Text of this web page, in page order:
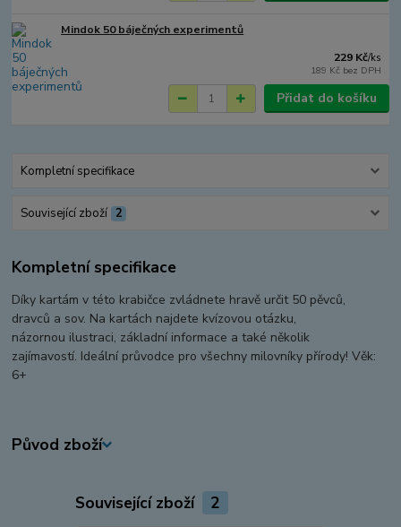
Mindok 50 báječných experimentů
229 Kč/ks
189 Kč bez DPH
Přidat do košíku
Kompletní specifikace
Související zboží 2
Kompletní specifikace
Díky kartám v této krabičce zvládnete hravě určit 50 pěvců,
dravců a sov. Na kartách najdete kvízovou otázku,
názornou ilustraci, základní informace a také několik
zajímavostí. Ideální průvodce pro všechny milovníky přírody! Věk:
6+
Původ zboží
Související zboží 2